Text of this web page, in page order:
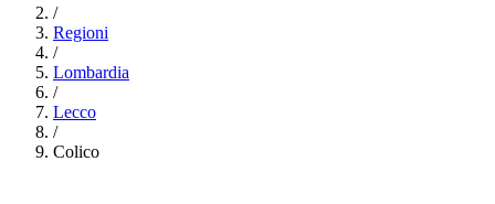
/
Regioni
/
Lombardia
/
Lecco
/
Colico